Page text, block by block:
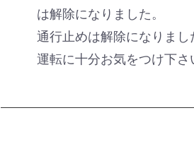
は解除になりました。
通行止めは解除になりま
運転に十分お気をつけ下さ